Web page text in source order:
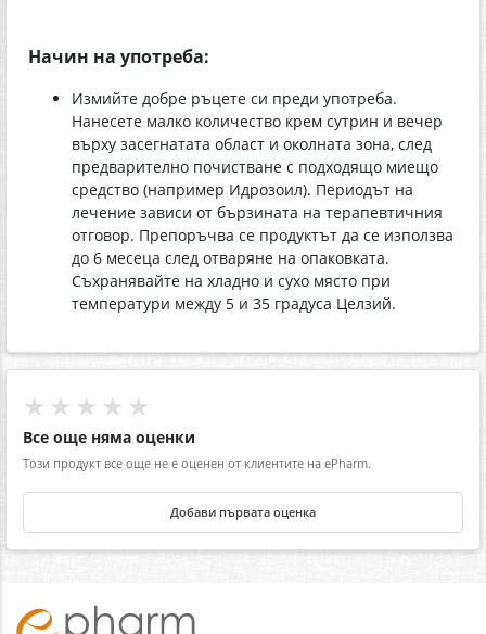
Начин на употреба:
Измийте добре ръцете си преди употреба.
Нанесете малко количество крем сутрин и вечер
върху засегнатата област и околната зона, след
предварително почистване с подходящо миещо
средство (например Идрозоил). Периодът на
лечение зависи от бързината на терапевтичния
отговор. Препоръчва се продуктът да се използва
до 6 месеца след отваряне на опаковката.
Съхранявайте на хладно и сухо място при
температури между 5 и 35 градуса Целзий.
★★★★★
Все още няма оценки
Този продукт все още не е оценен от клиентите на ePharm.
Добави първата оценка